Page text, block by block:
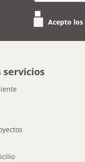
Acepto los
servicios